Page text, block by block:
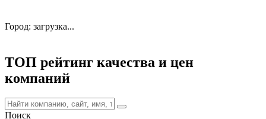
Город: загрузка...
ТОП рейтинг качества и цен
компаний
Поиск